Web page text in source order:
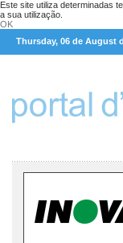
Este site utiliza determinadas
a sua utilização.
OK
Thursday, 06 de August